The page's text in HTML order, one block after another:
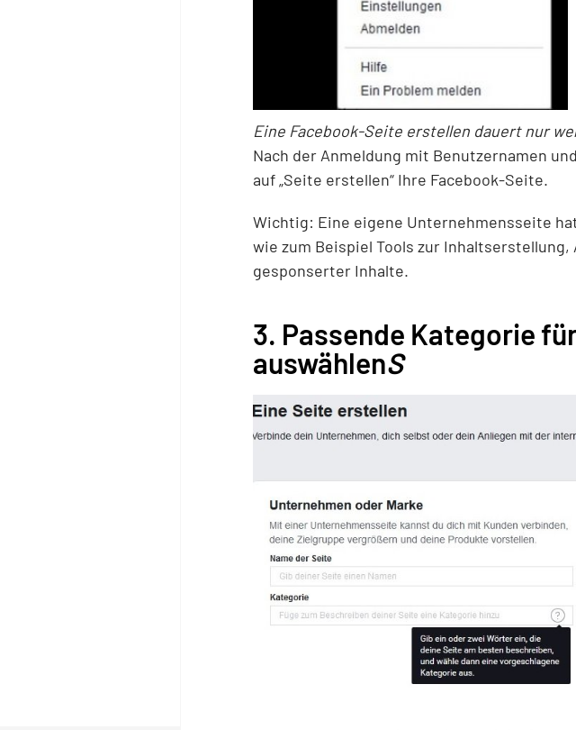
Eine Facebook-Seite erstellen dauert nur
Nach der Anmeldung mit Benutzernamen
auf „Seite erstellen“ Ihre Facebook-Seite.
Wichtig: Eine eigene Unternehmensseite
wie zum Beispiel Tools zur
gesponserter Inhalte.
3. Passende Kategorie
auswählenS